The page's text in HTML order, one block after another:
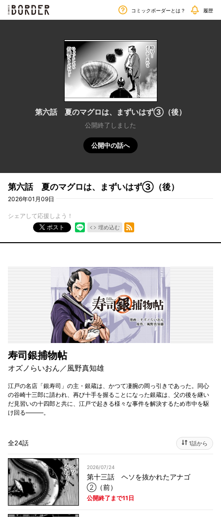
border
毎週金曜日更新!! コミックボーダーとは？ 履歴
第六話 夏のマグロは、まずいはず③（後）
公開終了しました
公開中の話へ
第六話 夏のマグロは、まずいはず③（後）
2026年01月09日
シェアして応援しよう！
ポスト
埋め込む
RSSフィード
寿司銀捕物帖
オズノらいおん／風野真知雄
江戸の名店「銀寿司」の主・銀蔵は、かつて凄腕の岡っ引きであった。同心
の谷崎十三郎に請われ、再び十手を握ることになった銀蔵は、父の後を継い
だ見習いの十四郎と共に、江戸で起きる様々な事件を解決するため市中を駆
け回る―――。
全24話 1話から
2026/07/24
第十三話 ヘソを抜かれたアナゴ
②（前）
公開終了まで11日